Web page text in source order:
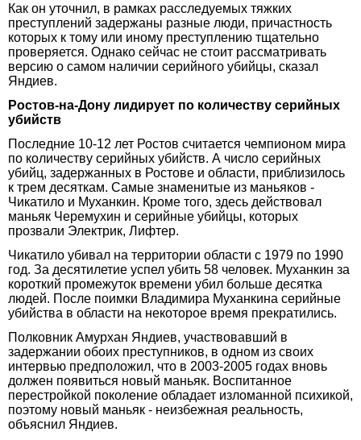
Как он уточнил, в рамках расследуемых тяжких
преступлений задержаны разные люди, причастность
которых к тому или иному преступлению тщательно
проверяется. Однако сейчас не стоит рассматривать
версию о самом наличии серийного убийцы, сказал
Яндиев.
Ростов-на-Дону лидирует по количеству серийных
убийств
Последние 10-12 лет Ростов считается чемпионом мира
по количеству серийных убийств. А число серийных
убийц, задержанных в Ростове и области, приблизилось
к трем десяткам. Самые знаменитые из маньяков -
Чикатило и Муханкин. Кроме того, здесь действовал
маньяк Черемухин и серийные убийцы, которых
прозвали Электрик, Лифтер.
Чикатило убивал на территории области с 1979 по 1990
год. За десятилетие успел убить 58 человек. Муханкин за
короткий промежуток времени убил больше десятка
людей. После поимки Владимира Муханкина серийные
убийства в области на некоторое время прекратились.
Полковник Амурхан Яндиев, участвовавший в
задержании обоих преступников, в одном из своих
интервью предположил, что в 2003-2005 годах вновь
должен появиться новый маньяк. Воспитанное
перестройкой поколение обладает изломанной психикой,
поэтому новый маньяк - неизбежная реальность,
объяснил Яндиев.